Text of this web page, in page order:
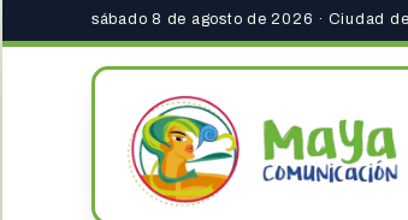
sábado 8 de agosto de 2026 · Ciudad